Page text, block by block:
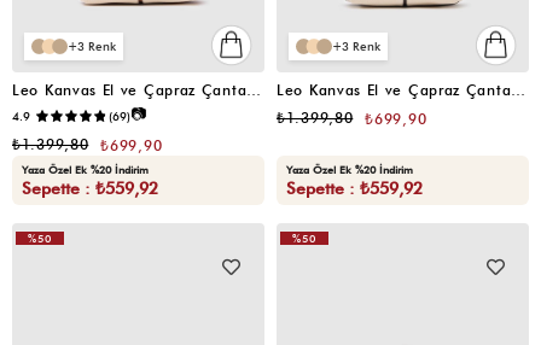
3
Leo Kanvas El ve Çapraz Çanta Taba
4.9 (69)📷
₺699,90
₺1.399,80
Yaza Özel Ek %20 İndirim
Sepette : ₺559,92
3
Leo Kanvas El ve Çapraz Çanta Acı Kahve
₺699,90
₺1.399,80
Yaza Özel Ek %20 İndirim
Sepette : ₺559,92
%50
%50